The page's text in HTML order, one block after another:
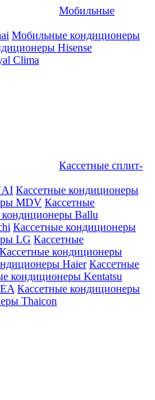
Мобильные
Мобильные кондиционеры
Hisense
Clima
Кассетные сплит-
Кассетные кондиционеры
MDV Кассетные
кондиционеры Ballu
Кассетные кондиционеры
LG Кассетные
Кассетные кондиционеры
Haier Кассетные
кондиционеры Kentatsu
Кассетные кондиционеры
Thaicon